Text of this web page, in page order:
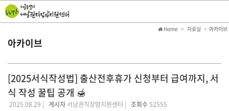
아카이브
Home 자료실 아카이브
[2025서식작성법] 출산전후휴가 신청부터 급여까지, 서
식 작성 꿀팁 공개 🍯
2025.08.29 | 게시자 서남권직장맘지원센터 | 조회수52555